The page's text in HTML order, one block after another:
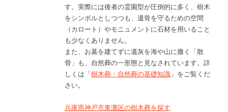
す。実際には後者の霊園型が圧倒的に多く、樹木
をシンボルとしつつも、遺骨を守るための空間
（カロート）やモニュメントに石材を用いること
も少なくありません。
また、お墓を建てずに遺灰を海や山に撒く「散
骨」も、自然葬の一形態と見なされています。詳
しくは「樹木葬・自然葬の基礎知識 」をご覧くだ
さい。
兵庫県神戸市東灘区の樹木葬を探す